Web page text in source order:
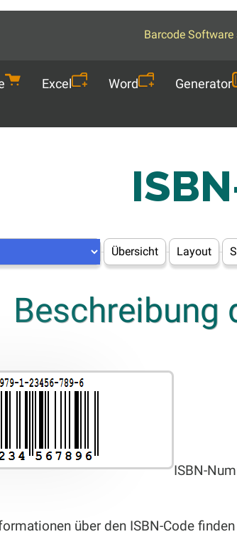
Barcode Software
Excel Word Generator
Übersicht Layout
Beschreibung
ISBN-
über den ISBN-Code